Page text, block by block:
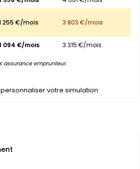
255 €/mois 3 803 €/mois
094 €/mois 3 315 €/mois
assurance emprunteur.
votre simulation